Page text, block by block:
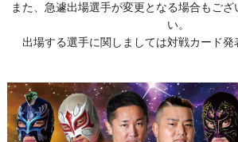
また、急遽出場選手が変更となる場合もござ
い。
出場する選手に関しましては対戦カード発